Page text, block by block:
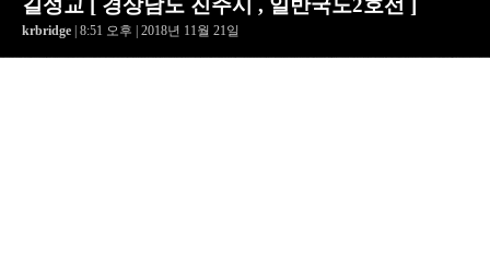
길성교 [ 경상남도 진주시 , 일반국도2호선 ]
krbridge | 8:51 오후 | 2018년 11월 21일